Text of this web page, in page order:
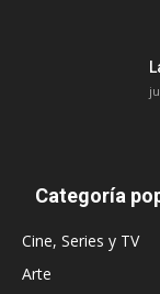
Categoría
Cine, Series y TV
Arte